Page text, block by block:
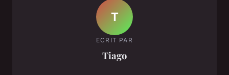
T
ECRIT PAR
Tiago